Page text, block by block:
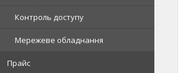
Контроль доступу
Мережеве обладнання
Прайс